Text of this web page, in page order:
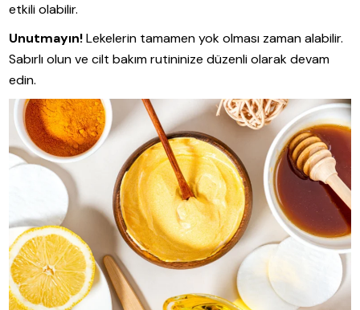
etkili olabilir.
Unutmayın!Lekelerin tamamen yok olması zaman alabilir.
Sabırlı olun ve cilt bakım rutininize düzenli olarak devam
edin.